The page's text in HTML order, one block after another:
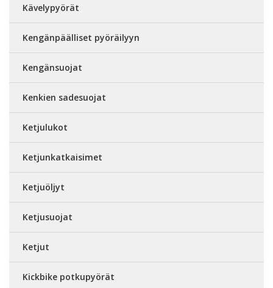
Kävelypyörät
Kengänpäälliset pyöräilyyn
Kengänsuojat
Kenkien sadesuojat
Ketjulukot
Ketjunkatkaisimet
Ketjuöljyt
Ketjusuojat
Ketjut
Kickbike potkupyörät